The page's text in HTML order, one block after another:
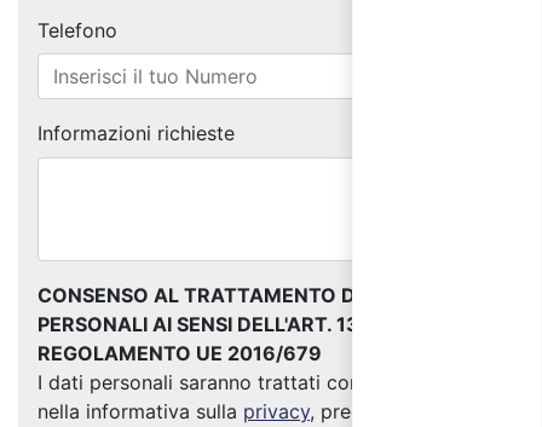
Telefono
Informazioni richieste
CONSENSO AL TRATTAMENTO DEI DATI
PERSONALI AI SENSI DELL'ART. 13 DEL
REGOLAMENTO UE 2016/679
I dati personali saranno trattati come indicato
nella informativa sulla privacy, predisposta ai sensi